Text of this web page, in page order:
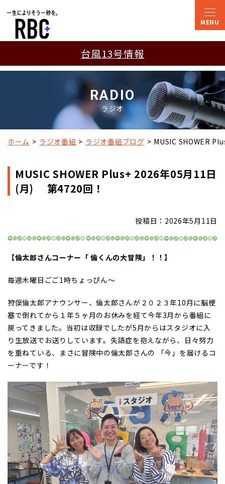
台風13号情報
RADIO
ラジオ
ホーム ラジオ番組 ラジオ番組ブログ MUSIC SHOWER
MUSIC SHOWER Plus+ 2026年05月11日
(月) 第4720回！
投稿日：2026年5月11日
【倫太郎さんコーナー「 倫くんの大冒険」！！】
毎週木曜日ごご1時ちょっぴん～
狩俣倫太郎アナウンサー、倫太郎さんが２０２３年10月に脳梗
塞で倒れてから１年５ヶ月のお休みを経て今年3月から番組に
戻ってきました。当初は収録でしたが5月からはスタジオに入
り生放送でお送りしています。失語症を抱えながら、日々努力
を重ねている、まさに冒険中の倫太郎さんの 「今」を届けるコ
ーナーです！